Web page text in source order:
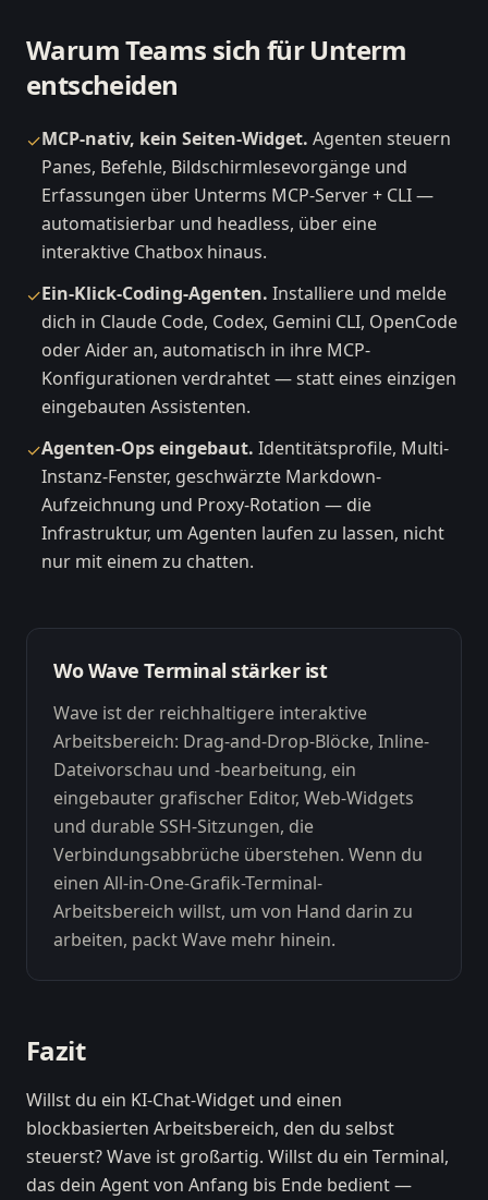
Warum Teams sich für Unterm
entscheiden
✓MCP-nativ, kein Seiten-Widget. Agenten steuern
Panes, Befehle, Bildschirmlesevorgänge und
Erfassungen über Unterms MCP-Server + CLI —
automatisierbar und headless, über eine
interaktive Chatbox hinaus.
✓Ein-Klick-Coding-Agenten. Installiere und melde
dich in Claude Code, Codex, Gemini CLI, OpenCode
oder Aider an, automatisch in ihre MCP-
Konfigurationen verdrahtet — statt eines einzigen
eingebauten Assistenten.
✓Agenten-Ops eingebaut. Identitätsprofile, Multi-
Instanz-Fenster, geschwärzte Markdown-
Aufzeichnung und Proxy-Rotation — die
Infrastruktur, um Agenten laufen zu lassen, nicht
nur mit einem zu chatten.
Wo Wave Terminal stärker ist
Wave ist der reichhaltigere interaktive
Arbeitsbereich: Drag-and-Drop-Blöcke, Inline-
Dateivorschau und -bearbeitung, ein
eingebauter grafischer Editor, Web-Widgets
und durable SSH-Sitzungen, die
Verbindungsabbrüche überstehen. Wenn du
einen All-in-One-Grafik-Terminal-
Arbeitsbereich willst, um von Hand darin zu
arbeiten, packt Wave mehr hinein.
Fazit
Willst du ein KI-Chat-Widget und einen
blockbasierten Arbeitsbereich, den du selbst
steuerst? Wave ist großartig. Willst du ein Terminal,
das dein Agent von Anfang bis Ende bedient —